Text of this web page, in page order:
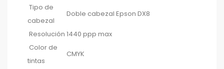
Tipo de
cabezal
Doble cabezal Epson DX8
Resolución 1440 ppp max
Color de
tintas
CMYK